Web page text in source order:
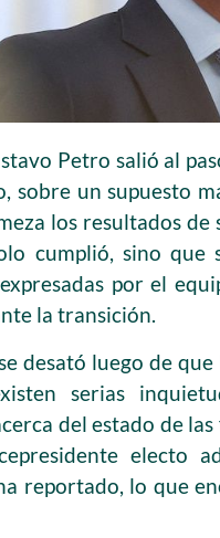
Petro salió al
sobre un supuesto
los resultados de
cumplió, sino que
por el
la transición.
desató luego de
serias
del estado de
electo
reportado, lo que